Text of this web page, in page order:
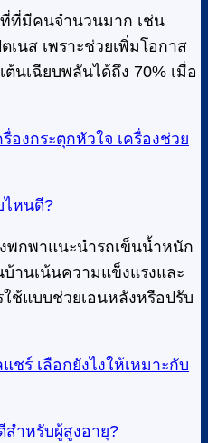
ที่ที่มีคนจำนวนมาก เช่น
เนส เพราะช่วยเพิ่มโอกาส
นเฉียบพลันได้ถึง 70% เมื่อ
รื่องกระตุกหัวใจ เครื่องช่วย
ไหนดี?
พกพาแนะนำรถเข็นน้ำหนัก
บ้านเน้นความแข็งแรงและ
ช้แบบช่วยเอนหลังหรือปรับ
ชร์ เลือกยังไงให้เหมาะกับ
สำหรับผู้สูงอายุ?